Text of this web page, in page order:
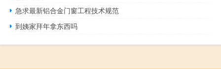
急求最新铝合金门窗工程技术规范
到姨家拜年拿东西吗